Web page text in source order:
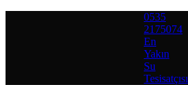
0535
2175074
En
Yakın
Su
Tesisatçısı